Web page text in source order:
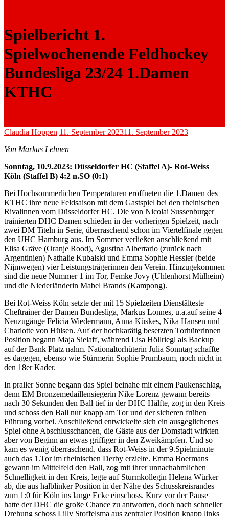
Spielbericht 1.
Spielwochenende Feldhockey
Bundesliga 23/24 1.Damen
KTHC
Claudia Hoppen 11. September 202311. September 2023
Von Markus Lehnen
Sonntag, 10.9.2023: Düsseldorfer HC (Staffel A)- Rot-Weiss
Köln (Staffel B) 4:2 n.SO (0:1)
Bei Hochsommerlichen Temperaturen eröffneten die 1.Damen des
KTHC ihre neue Feldsaison mit dem Gastspiel bei den rheinischen
Rivalinnen vom Düsseldorfer HC. Die von Nicolai Sussenburger
trainierten DHC Damen schieden in der vorherigen Spielzeit, nach
zwei DM Titeln in Serie, überraschend schon im Viertelfinale gegen
den UHC Hamburg aus. Im Sommer verließen anschließend mit
Elisa Gräve (Oranje Rood), Agustina Albertario (zurück nach
Argentinien) Nathalie Kubalski und Emma Sophie Hessler (beide
Nijmwegen) vier Leistungsträgerinnen den Verein. Hinzugekommen
sind die neue Nummer 1 im Tor, Femke Jovy (Uhlenhorst Mülheim)
und die Niederländerin Mabel Brands (Kampong).
Bei Rot-Weiss Köln setzte der mit 15 Spielzeiten Dienstälteste
Cheftrainer der Damen Bundesliga, Markus Lonnes, u.a.auf seine 4
Neuzugänge Felicia Wiedermann, Anna Küskes, Nika Hansen und
Charlotte von Hülsen. Auf der hochkarätig besetzten Torhüterinnen
Position begann Maja Sielaff, während Lisa Höllriegl als Backup
auf der Bank Platz nahm. Nationaltorhüterin Julia Sonntag schaffte
es dagegen, ebenso wie Stürmerin Sophie Prumbaum, noch nicht in
den 18er Kader.
In praller Sonne begann das Spiel beinahe mit einem Paukenschlag,
denn EM Bronzemedaillensiegerin Nike Lorenz gewann bereits
nach 30 Sekunden den Ball tief in der DHC Hälfte, zog in den Kreis
und schoss den Ball nur knapp am Tor und der sicheren frühen
Führung vorbei. Anschließend entwickelte sich ein ausgeglichenes
Spiel ohne Abschlusschancen, die Gäste aus der Domstadt wirkten
aber von Beginn an etwas griffiger in den Zweikämpfen. Und so
kam es wenig überraschend, dass Rot-Weiss in der 9.Spielminute
auch das 1.Tor im rheinischen Derby erzielte. Emma Boermans
gewann im Mittelfeld den Ball, zog mit ihrer unnachahmlichen
Schnelligkeit in den Kreis, legte auf Sturmkollegin Helena Würker
ab, die aus halblinker Position in der Nähe des Schusskreisrandes
zum 1:0 für Köln ins lange Ecke einschoss. Kurz vor der Pause
hatte der DHC die große Chance zu antworten, doch nach schneller
Drehung schoss Lilly Stoffelsma aus zentraler Position knapp links